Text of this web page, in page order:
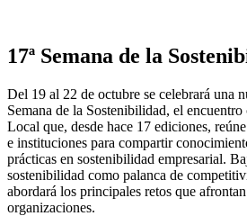
17ª Semana de la
Del 19 al 22 de octubre se celebrará una
Semana de la Sostenibilidad, el
Local que, desde hace 17 ediciones,
e instituciones para compartir
prácticas en sostenibilidad empresarial.
sostenibilidad como palanca de
abordará los principales retos que
organizaciones.